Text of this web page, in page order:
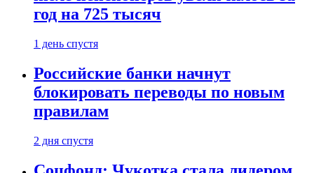
год на 725 тысяч
1 день спустя
Российские банки начнут
блокировать переводы по новым
правилам
2 дня спустя